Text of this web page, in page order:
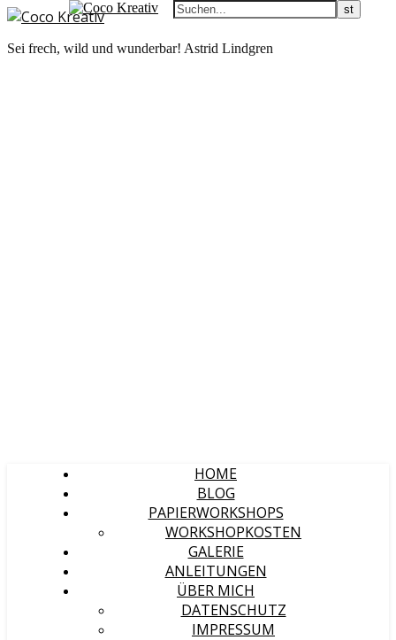
Sei frech, wild und wunderbar! Astrid Lindgren
HOME
BLOG
PAPIERWORKSHOPS
WORKSHOPKOSTEN
GALERIE
ANLEITUNGEN
ÜBER MICH
DATENSCHUTZ
IMPRESSUM